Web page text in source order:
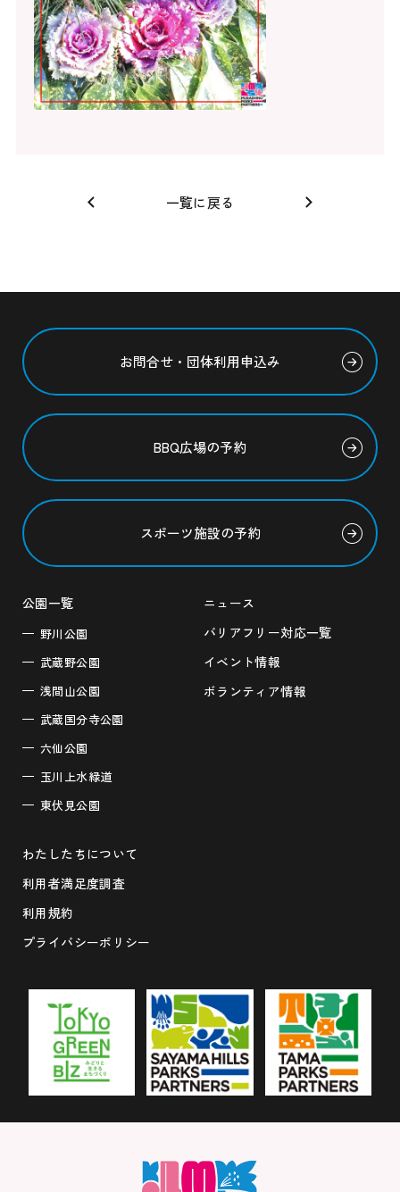
一覧に戻る
お問合せ・団体利用申込み
BBQ広場の予約
スポーツ施設の予約
公園一覧
野川公園
武蔵野公園
浅間山公園
武蔵国分寺公園
六仙公園
玉川上水緑道
東伏見公園
ニュース
バリアフリー対応一覧
イベント情報
ボランティア情報
わたしたちについて
利用者満足度調査
利用規約
プライバシーポリシー